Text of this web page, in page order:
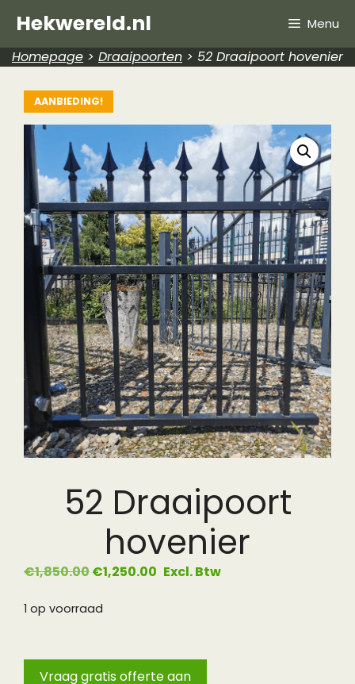
Hekwereld.nl Menu
Homepage > Draaipoorten > 52 Draaipoort hovenier
AANBIEDING!
52 Draaipoort
hovenier
€1,850.00€1,250.00
1 op voorraad
Vraag gratis offerte aan